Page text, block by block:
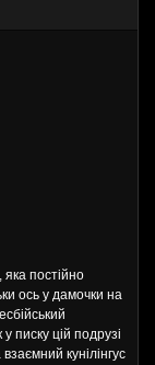
яка постійно
ось у дамочки на
писку цій подрузі
кунілінгус